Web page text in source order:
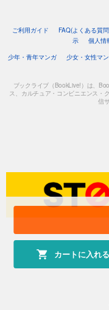
カートに入れる
ご利用ガイド FAQ(よくある質
示
個人情
少年・青年マンガ
少女・女性マ
ブックライブ（BookLive!）は、
ス、カルチュア・コンビニエンス・
信